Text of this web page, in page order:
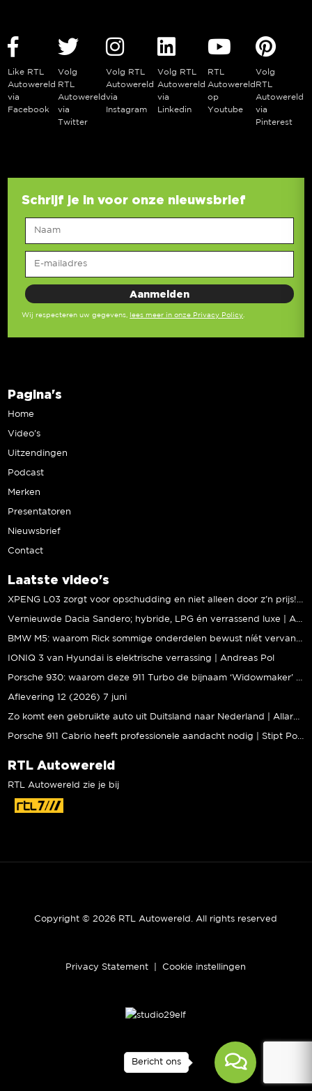
Bericht ons
Like RTL
Autowereld
via
Facebook
Volg
RTL
Autowereld
via
Twitter
Volg RTL
Autowereld
via
Instagram
Volg RTL
Autowereld
via
Linkedin
RTL
Autowereld
op
Youtube
Volg
RTL
Autowereld
via
Pinterest
Schrijf je in voor onze nieuwsbrief
Wij respecteren uw gegevens, lees meer in onze Privacy Policy.
Pagina's
Home
Video’s
Uitzendingen
Podcast
Merken
Presentatoren
Nieuwsbrief
Contact
Laatste video's
XPENG L03 zorgt voor opschudding en niet alleen door z’n prijs! | Jeroen Mul
Vernieuwde Dacia Sandero; hybride, LPG én verrassend luxe | Andreas Pol
BMW M5: waarom Rick sommige onderdelen bewust níét vervangt | Stipt Polish Point
IONIQ 3 van Hyundai is elektrische verrassing | Andreas Pol
Porsche 930: waarom deze 911 Turbo de bijnaam ‘Widowmaker’ kreeg | Gallery Aaldering
Aflevering 12 (2026) 7 juni
Zo komt een gebruikte auto uit Duitsland naar Nederland | Allard Kalff
Porsche 911 Cabrio heeft professionele aandacht nodig | Stipt Polish Point
RTL Autowereld
RTL Autowereld zie je bij
Copyright © 2026 RTL Autowereld. All rights reserved
Privacy Statement Cookie instellingen